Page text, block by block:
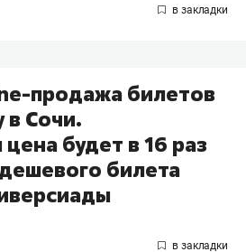
продажа билетов
в Сочи.
будет в 16 раз
билета